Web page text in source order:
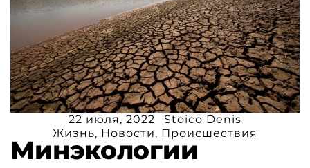
22 июля, 2022
Stoico Denis
Жизнь, Новости, Происшествия
Минэкологии